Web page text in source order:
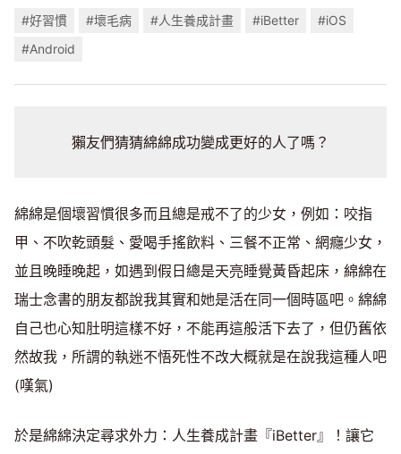
#好習慣 #壞毛病 #人生養成計畫 #iBetter
#iOS
#Android
獺友們猜猜綿綿成功變成更好的人了嗎？
綿綿是個壞習慣很多而且總是戒不了的少女，例如：咬指
甲、不吹乾頭髮、愛喝手搖飲料、三餐不正常、網癮少女，
並且晚睡晚起，如遇到假日總是天亮睡覺黃昏起床，綿綿在
瑞士念書的朋友都說我其實和她是活在同一個時區吧。綿綿
自己也心知肚明這樣不好，不能再這般活下去了，但仍舊依
然故我，所謂的執迷不悟死性不改大概就是在說我這種人吧
(嘆氣)
於是綿綿決定尋求外力：人生養成計畫『iBetter』！讓它